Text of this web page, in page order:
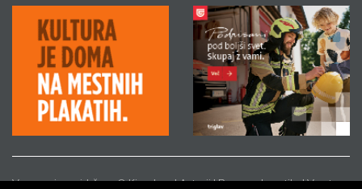
Vse pravice pridržane © Kinodvor |Avtorji|Pravno obvestilo|Varstvo